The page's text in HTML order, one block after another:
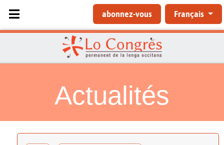
Sélectionnez votre langue
abonnez-vous Français
Actualités